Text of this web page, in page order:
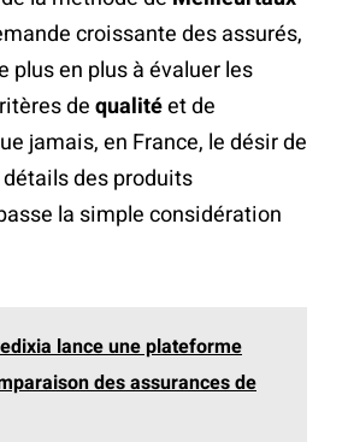
croissante des assurés,
plus en plus à évaluer les
dequalitéet de
jamais, en France, le désir de
des produits
la simple considération
lance une plateforme
des assurances de